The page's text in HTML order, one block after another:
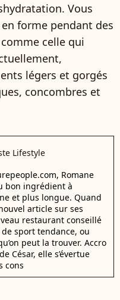
Vous
forme pendant des
celle qui
légers et gorgés
concombres et
Lifestyle
Romane
bon ingrédient à
et plus longue. Quand
article sur ses
restaurant conseillé
sport tendance, ou
peut la trouver. Accro
César, elle s’évertue
cons